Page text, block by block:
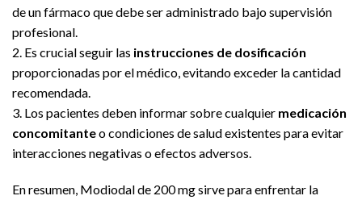
de un fármaco que debe ser administrado bajo supervisión
profesional.
2. Es crucial seguir las instrucciones de dosificación
proporcionadas por el médico, evitando exceder la cantidad
recomendada.
3. Los pacientes deben informar sobre cualquier medicación
concomitanteo condiciones de salud existentes para evitar
interacciones negativas o efectos adversos.
En resumen, Modiodal de 200 mg sirve para enfrentar la